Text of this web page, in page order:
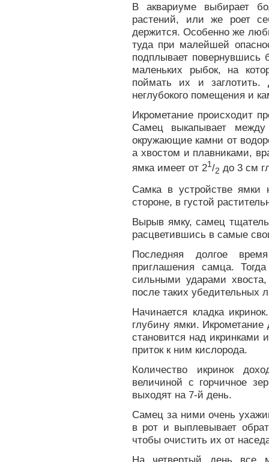
В аквариуме выбирает
растений, или же роет
держится. Особенно же
туда при малейшей
подплывает повернувшись
маленьких рыбок, на
поймать их и заглотить.
неглубокого помещения и
Икрометание происходит
Самец выкапывает
окружающие камни от
а хвостом и плавниками,
ямка имеет от 21/2 до 3 см
Самка в устройстве ямки
стороне, в густой
Вырыв ямку, самец
расцветившись в самые
Последняя долгое
приглашения самца.
сильными ударами
после таких убедительных
Начинается кладка
глубину ямки.
становится над икринками
приток к ним кислорода.
Количество икринок
величиной с горчичное
выходят на 7-й день.
Самец за ними очень
в рот и выплевывает
чтобы очистить их от
На четвертый день все